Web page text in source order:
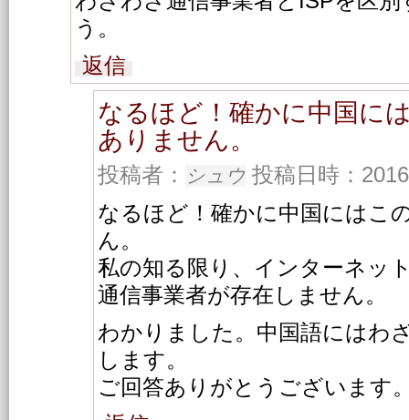
う。
返信
なるほど！確かに中国に
ありません。
投稿者： シュウ 投稿日時：
なるほど！確かに中国にはこ
ん。
私の知る限り、インターネッ
通信事業者が存在しません。
わかりました。中国語にはわ
します。
ご回答ありがとうございます